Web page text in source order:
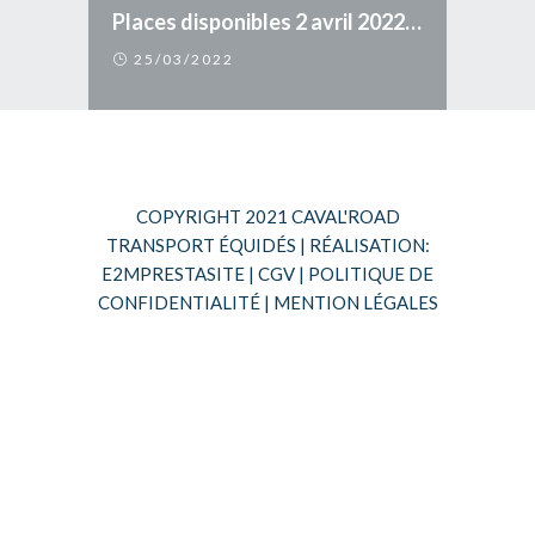
Places disponibles 2 avril 2022 Axe 83 > 17
25/03/2022
COPYRIGHT 2021 CAVAL'ROAD
TRANSPORT ÉQUIDÉS | RÉALISATION:
E2MPRESTASITE | CGV | POLITIQUE DE
CONFIDENTIALITÉ | MENTION LÉGALES